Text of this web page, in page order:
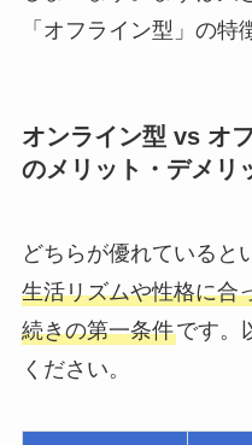
「オフライン型」の特
オンライン型 vs オ
のメリット・デメリ
どちらが優れていると
生活リズムや性格に合
続きの第一条件です。
ください。